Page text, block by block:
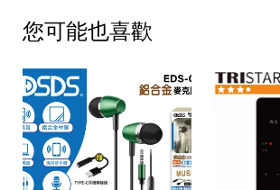
您可能也喜歡